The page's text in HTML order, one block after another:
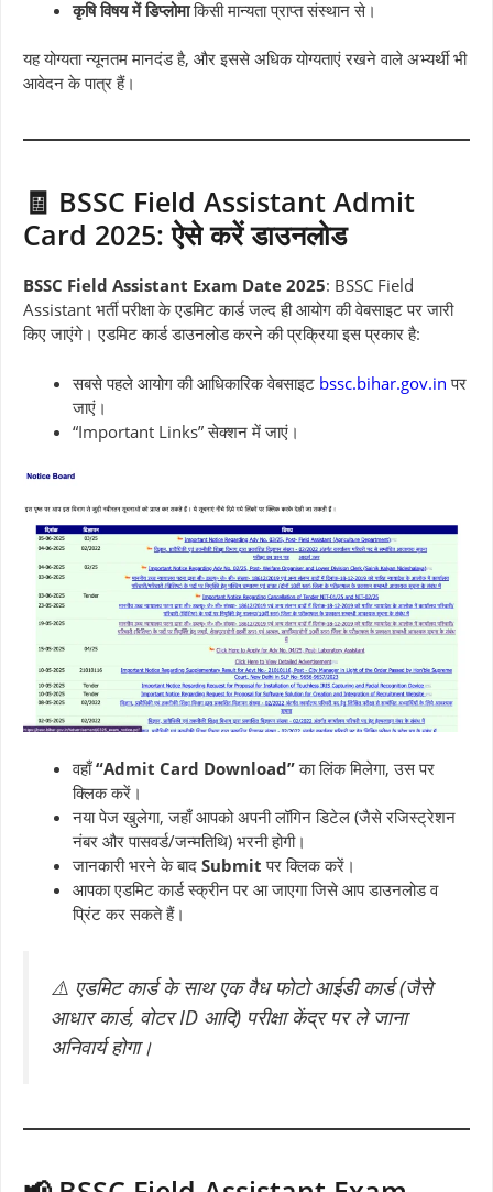
कृषि विषय में डिप्लोमाकिसी मान्यता प्राप्त संस्थान से।
यह योग्यता न्यूनतम मानदंड है, और इससे अधिक योग्यताएं रखने वाले अभ्यर्थी भी
आवेदन के पात्र हैं।
🧾 BSSC Field Assistant Admit
Card 2025: ऐसे करें डाउनलोड
BSSC Field Assistant Exam Date 2025: BSSC Field
Assistant भर्ती परीक्षा के एडमिट कार्ड जल्द ही आयोग की वेबसाइट पर जारी
किए जाएंगे। एडमिट कार्ड डाउनलोड करने की प्रक्रिया इस प्रकार है:
सबसे पहले आयोग की आधिकारिक वेबसाइट bssc.bihar.gov.in पर
जाएं।
“Important Links” सेक्शन में जाएं।
वहाँ“Admit Card Download”का लिंक मिलेगा, उस पर
क्लिक करें।
नया पेज खुलेगा, जहाँ आपको अपनी लॉगिन डिटेल (जैसे रजिस्ट्रेशन
नंबर और पासवर्ड/जन्मतिथि) भरनी होगी।
जानकारी भरने के बाद Submit पर क्लिक करें।
आपका एडमिट कार्ड स्क्रीन पर आ जाएगा जिसे आप डाउनलोड व
प्रिंट कर सकते हैं।
⚠️ एडमिट कार्ड के साथ एक वैध फोटो आईडी कार्ड (जैसे
आधार कार्ड, वोटर ID आदि) परीक्षा केंद्र पर ले जाना
अनिवार्य होगा।